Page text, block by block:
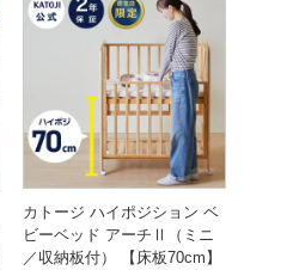
カトージ ハイポジション ベ
ビーベッド アーチⅡ（ミニ
／収納板付） 【床板70cm】